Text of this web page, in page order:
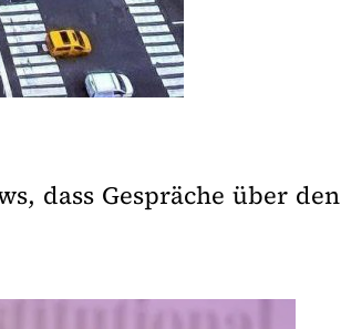
dass Gespräche über den